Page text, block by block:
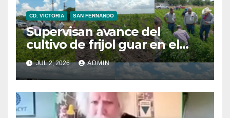
CD. VICTORIA SAN FERNANDO
Supervisan avance del
cultivo de frijol guar en el
norte de Tamaulipas
JUL 2, 2026 ADMIN